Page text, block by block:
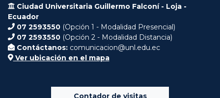
Ciudad Universitaria Guillermo Falconí - Loja -
Ecuador
07 2593550 (Opción 1 - Modalidad Presencial)
07 2593550 (Opción 2 - Modalidad Distancia)
Contáctanos: comunicacion@unl.edu.ec
Ver ubicación en el mapa
Contador de visitas